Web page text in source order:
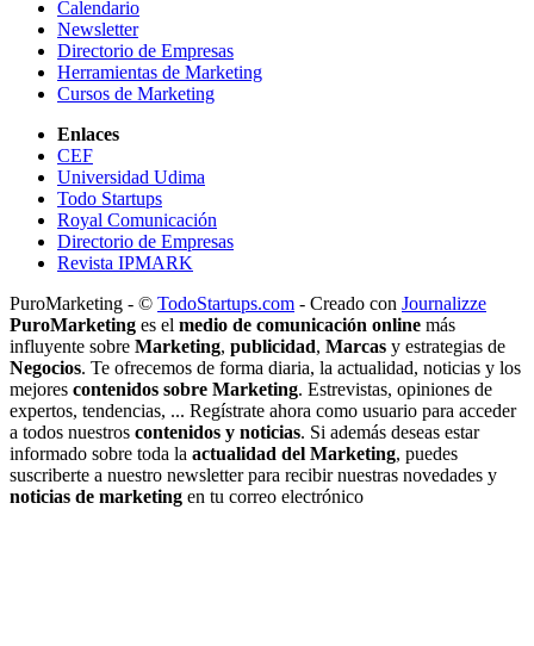
Calendario
Newsletter
Directorio de Empresas
Herramientas de Marketing
Cursos de Marketing
Enlaces
CEF
Universidad Udima
Todo Startups
Royal Comunicación
Directorio de Empresas
Revista IPMARK
PuroMarketing - © TodoStartups.com - Creado con Journalizze
PuroMarketing es el medio de comunicación online más
influyente sobre Marketing, publicidad, Marcas y estrategias de
Negocios. Te ofrecemos de forma diaria, la actualidad, noticias y los
mejores contenidos sobre Marketing. Estrevistas, opiniones de
expertos, tendencias, ... Regístrate ahora como usuario para acceder
a todos nuestros contenidos y noticias. Si además deseas estar
informado sobre toda la actualidad del Marketing, puedes
suscriberte a nuestro newsletter para recibir nuestras novedades y
noticias de marketing en tu correo electrónico